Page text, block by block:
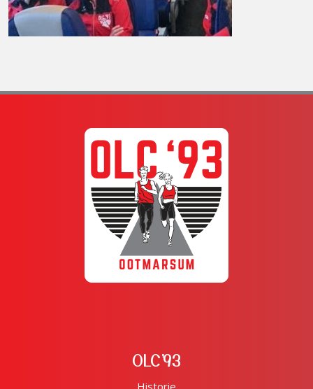
OLC'93
Historie